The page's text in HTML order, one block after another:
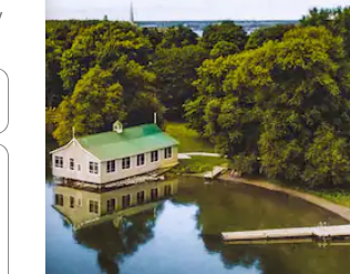
za pomocą klawiszy strzałek w górę i w